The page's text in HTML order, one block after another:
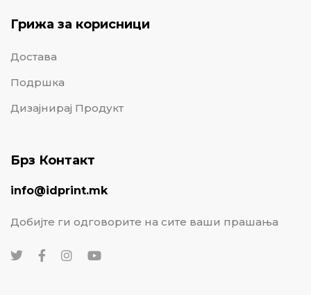
Грижа за корисници
Достава
Подршка
Дизајнирај Продукт
Брз Контакт
info@idprint.mk
Добијте ги одговорите на сите ваши прашања